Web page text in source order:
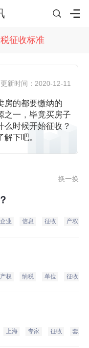
征收标准
更新时间：2020-12-11
房的都要缴纳的
之一，毕竟买房子
么时候开始征收？
下吧。
换一换
企业 信息 征收 产权
产权 纳税 单位 征收
上海 专家 征收 套房